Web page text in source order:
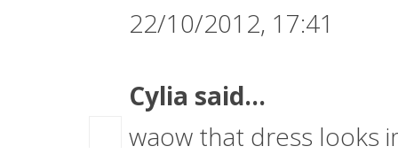
22/10/2012, 17:41
Cylia said...
waow that dress looks